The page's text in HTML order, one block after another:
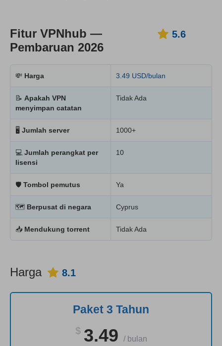
Fitur VPNhub —
Pembaruan 2026
5.6
💸 Harga 3.49 USD/bulan
📝 Apakah VPN
menyimpan catatan
Tidak Ada
🖥 Jumlah server 1000+
💻 Jumlah perangkat per
lisensi
10
🛡 Tombol pemutus Ya
🗺 Berpusat di negara Cyprus
📥 Mendukung torrent Tidak Ada
Harga 8.1
Paket 3 Tahun
$ 3.49 / bulan